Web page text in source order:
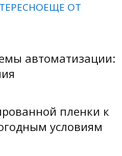
ЕЩЕ ОТ
автоматизации:
пленки к
условиям